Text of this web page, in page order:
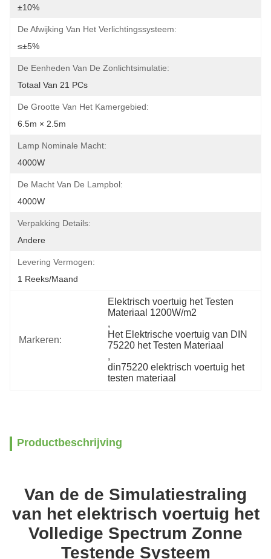
±10%
De Afwijking Van Het Verlichtingssysteem:
≤±5%
De Eenheden Van De Zonlichtsimulatie:
Totaal Van 21 PCs
De Grootte Van Het Kamergebied:
6.5m × 2.5m
Lamp Nominale Macht:
4000W
De Macht Van De Lampbol:
4000W
Verpakking Details:
Andere
Levering Vermogen:
1 Reeks/maand
Markeren:
Elektrisch voertuig het Testen
Materiaal 1200W/m2
,
Het Elektrische voertuig van DIN
75220 het Testen Materiaal
,
din75220 elektrisch voertuig het
testen materiaal
Productbeschrijving
Van de de Simulatiestraling
van het elektrisch voertuig het
Volledige Spectrum Zonne
Testende Systeem